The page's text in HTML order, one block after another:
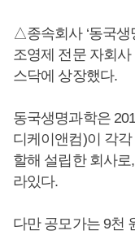
△종속회사 ‘동국생
조영제 전문 자회
스닥에 상장했다.
동국생명과학은
디케이앤컴)이 각
할해 설립한 회사
라있다.
다만 공모가는 9천